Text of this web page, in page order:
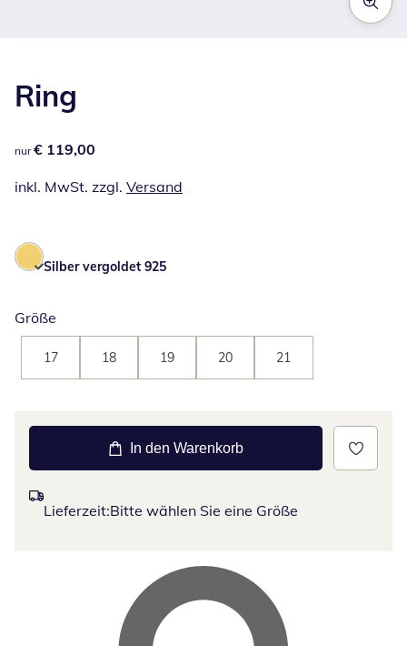
Ring
€ 119,00
nur € 119,00
inkl. MwSt. zzgl. Versand
Silber vergoldet 925
Größe
17 18 19 20 21
In den Warenkorb
Lieferzeit:Bitte wählen Sie eine Größe